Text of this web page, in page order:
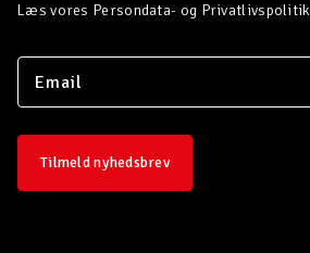
Læs vores Persondata- og Privatlivspolitik
Tilmeld nyhedsbrev